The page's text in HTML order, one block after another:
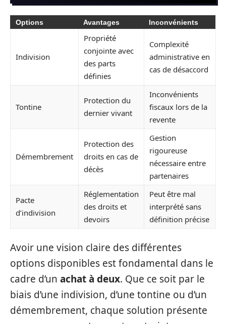
Options Avantages Inconvénients
Indivision
Propriété
conjointe avec
des parts
définies
Complexité
administrative en
cas de désaccord
Tontine
Protection du
dernier vivant
Inconvénients
fiscaux lors de la
revente
Démembrement
Protection des
droits en cas de
décès
Gestion
rigoureuse
nécessaire entre
partenaires
Pacte
d’indivision
Réglementation
des droits et
devoirs
Peut être mal
interprété sans
définition précise
Avoir une vision claire des différentes
options disponibles est fondamental dans le
cadre d’un achat à deux. Que ce soit par le
biais d’une indivision, d’une tontine ou d’un
démembrement, chaque solution présente